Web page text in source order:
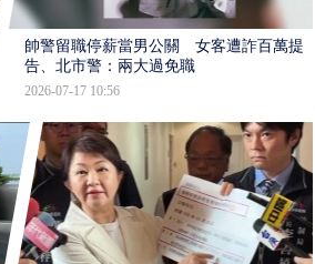
帥警留職停薪當男公關 女客遭詐百萬提
告、北市警：兩大過免職
2026-07-17 10:56